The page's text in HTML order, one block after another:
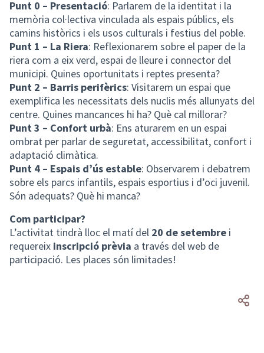
Punt 0 – Presentació: Parlarem de la identitat i la
memòria col·lectiva vinculada als espais públics, els
camins històrics i els usos culturals i festius del poble.
Punt 1 – La Riera: Reflexionarem sobre el paper de la
riera com a eix verd, espai de lleure i connector del
municipi. Quines oportunitats i reptes presenta?
Punt 2 – Barris perifèrics: Visitarem un espai que
exemplifica les necessitats dels nuclis més allunyats del
centre. Quines mancances hi ha? Què cal millorar?
Punt 3 – Confort urbà: Ens aturarem en un espai
ombrat per parlar de seguretat, accessibilitat, confort i
adaptació climàtica.
Punt 4 – Espais d’ús estable: Observarem i debatrem
sobre els parcs infantils, espais esportius i d’oci juvenil.
Són adequats? Què hi manca?
Com participar?
L’activitat tindrà lloc el matí del 20 de setembre i
requereix inscripció prèvia a través del web de
participació. Les places són limitades!